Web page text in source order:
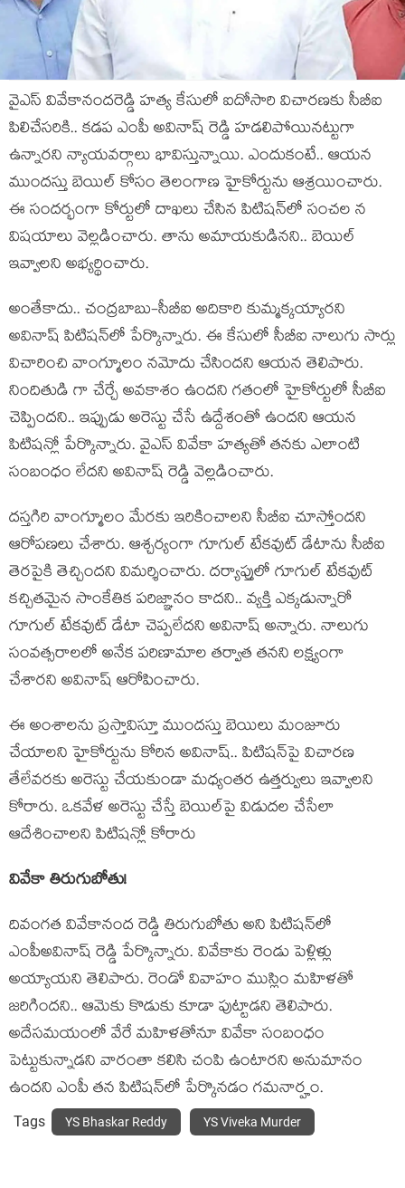
వైఎస్ వివేకానంద‌రెడ్డి హ‌త్య కేసులో ఐదోసారి విచార‌ణ‌కు సీబీఐ
పిలిచేస‌రికి.. క‌డ‌ప ఎంపీ అవినాష్ రెడ్డి హ‌డ‌లిపోయిన‌ట్టుగా
ఉన్నార‌ని న్యాయ‌వ‌ర్గాలు భావిస్తున్నాయి. ఎందుకంటే.. ఆయ‌న
ముంద‌స్తు బెయిల్ కోసం తెలంగాణ హైకోర్టును ఆశ్ర‌యించారు.
ఈ సంద‌ర్భంగా కోర్టులో దాఖ‌లు చేసిన పిటిష‌న్‌లో సంచ‌ల న
విష‌యాలు వెల్ల‌డించారు. తాను అమాయ‌కుడిన‌ని.. బెయిల్
ఇవ్వాల‌ని అభ్య‌ర్థించారు.
అంతేకాదు.. చంద్ర‌బాబు-సీబీఐ అదికారి కుమ్మ‌క్క‌య్యార‌ని
అవినాష్ పిటిష‌న్‌లో పేర్కొన్నారు. ఈ కేసులో సీబీఐ నాలుగు సార్లు
విచారించి వాంగ్మూలం నమోదు చేసిందని ఆయన తెలిపారు.
నిందితుడి గా చేర్చే అవకాశం ఉందని గతంలో హైకోర్టులో సీబీఐ
చెప్పిందని.. ఇప్పుడు అరెస్టు చేసే ఉద్దేశంతో ఉందని ఆయన
పిటిషన్లో పేర్కొన్నారు. వైఎస్ వివేకా హత్యతో తనకు ఎలాంటి
సంబంధం లేదని అవినాష్ రెడ్డి వెల్లడించారు.
దస్తగిరి వాంగ్మూలం మేరకు ఇరికించాలని సీబీఐ చూస్తోందని
ఆరోపణలు చేశారు. ఆశ్చర్యంగా గూగుల్ టేకవుట్ డేటాను సీబీఐ
తెరపైకి తెచ్చిందని విమర్శించారు. దర్యాప్తులో గూగుల్ టేకవుట్
కచ్చితమైన సాంకేతిక పరిజ్ఞానం కాదని.. వ్యక్తి ఎక్కడున్నారో
గూగుల్ టేకవుట్ డేటా చెప్పలేదని అవినాష్ అన్నారు. నాలుగు
సంవత్సరాలలో అనేక పరిణామాల తర్వాత తనని లక్ష్యంగా
చేశారని అవినాష్ ఆరోపించారు.
ఈ అంశాలను ప్రస్తావిస్తూ ముందస్తు బెయిలు మంజూరు
చేయాలని హైకోర్టును కోరిన అవినాష్.. పిటిషన్‌పై విచారణ
తేలేవరకు అరెస్టు చేయకుండా మధ్యంతర ఉత్తర్వులు ఇవ్వాలని
కోరారు. ఒకవేళ అరెస్టు చేస్తే బెయిల్‌పై విడుదల చేసేలా
ఆదేశించాలని పిటిషన్లో కోరారు
వివేకా తిరుగుబోతు!
దివంగ‌త వివేకానంద రెడ్డి తిరుగుబోతు అని పిటిష‌న్‌లో
ఎంపీఅవినాష్ రెడ్డి పేర్కొన్నారు. వివేకాకు రెండు పెళ్లిళ్లు
అయ్యాయ‌ని తెలిపారు. రెండో వివాహం ముస్లిం మ‌హిళ‌తో
జ‌రిగింద‌ని.. ఆమెకు కొడుకు కూడా పుట్టాడని తెలిపారు.
అదేస‌మ‌యంలో వేరే మ‌హిళ‌తోనూ వివేకా సంబంధం
పెట్టుకున్నాడ‌ని వారంతా క‌లిసి చంపి ఉంటార‌ని అనుమానం
ఉంద‌ని ఎంపీ త‌న పిటిష‌న్‌లో పేర్కొన‌డం గ‌మ‌నార్హం.
Tags YS Bhaskar Reddy YS Viveka Murder